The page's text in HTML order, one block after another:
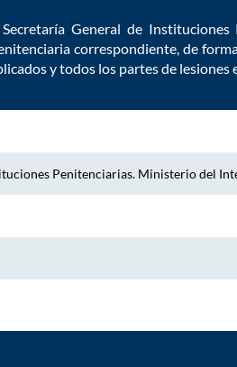
General de
correspondiente, de
y todos los partes de
Penitenciarias. Ministerio del